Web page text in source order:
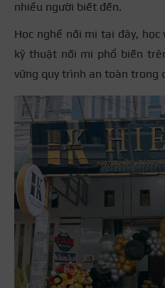
nhiều người biết đến.
Học nghề nối mi tại đây, học
kỹ thuật nối mi phổ biến
vững quy trình an toàn trong